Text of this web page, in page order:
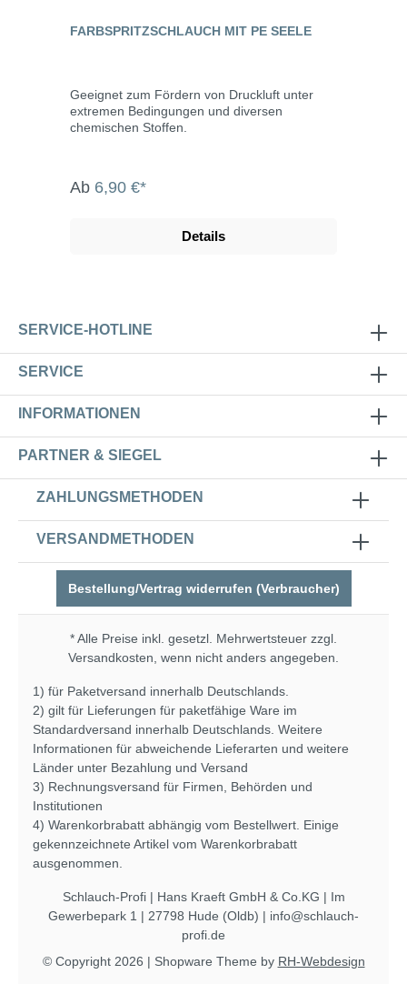
FARBSPRITZSCHLAUCH MIT PE SEELE
Geeignet zum Fördern von Druckluft unter
extremen Bedingungen und diversen
chemischen Stoffen.
Ab 6,90 €*
Details
SERVICE-HOTLINE
SERVICE
INFORMATIONEN
PARTNER & SIEGEL
ZAHLUNGSMETHODEN
VERSANDMETHODEN
Bestellung/Vertrag widerrufen (Verbraucher)
* Alle Preise inkl. gesetzl. Mehrwertsteuer zzgl.
Versandkosten , wenn nicht anders angegeben.
1) für Paketversand innerhalb Deutschlands.
2) gilt für Lieferungen für paketfähige Ware im
Standardversand innerhalb Deutschlands. Weitere
Informationen für abweichende Lieferarten und weitere
Länder unter Bezahlung und Versand
3) Rechnungsversand für Firmen, Behörden und
Institutionen
4) Warenkorbrabatt abhängig vom Bestellwert. Einige
gekennzeichnete Artikel vom Warenkorbrabatt
ausgenommen.
Schlauch-Profi | Hans Kraeft GmbH & Co.KG | Im
Gewerbepark 1 | 27798 Hude (Oldb) | info@schlauch-
profi.de
© Copyright 2026 | Shopware Theme by RH-Webdesign